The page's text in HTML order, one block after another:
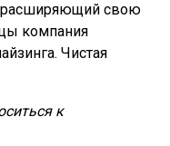
расширяющий свою
компания
Чистая
к